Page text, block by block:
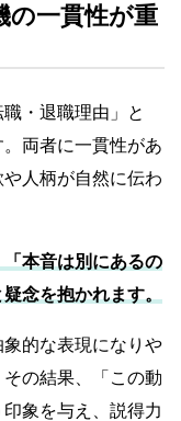
の一貫性が重
・退職理由」と
。両者に一貫性があ
人柄が自然に伝わ
本音は別にあるの
念を抱かれます。
的な表現になりや
の結果、「この動
象を与え、説得力